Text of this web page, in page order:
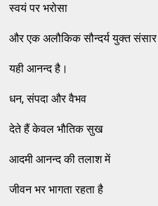
स्वयं पर भरोसा
और एक अलौकिक सौन्दर्य युक्त संसार
यही आनन्द है।
धन, संपदा और वैभव
देते हैं केवल भौतिक सुख
आदमी आनन्द की तलाश में
जीवन भर भागता रहता है